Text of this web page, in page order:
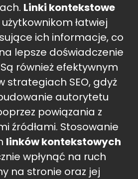
Linki kontekstowe
łatwiej
ich informacje, co
lepsze doświadczenie
również efektywnym
strategiach SEO, gdyż
autorytetu
powiązania z
źródłami. Stosowanie
linków kontekstowych
wpłynąć na ruch
na stronie oraz jej